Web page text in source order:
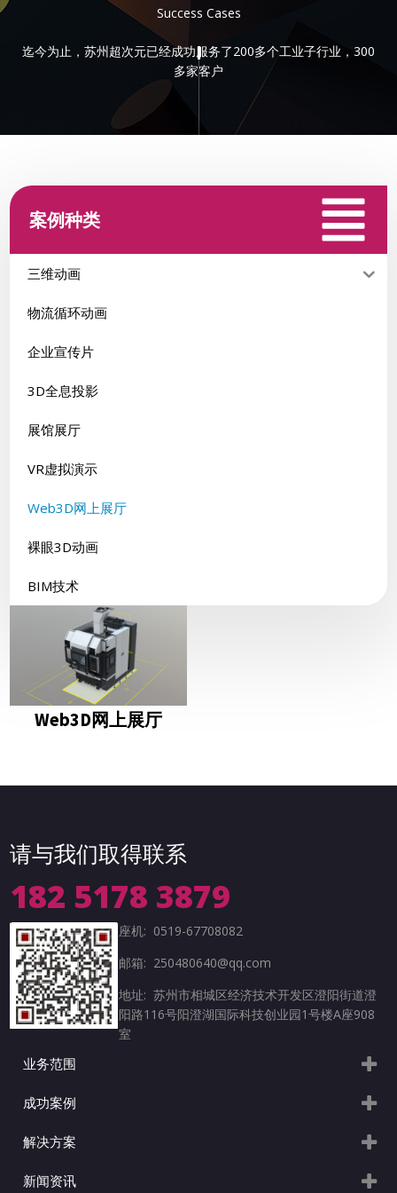
Success Cases
迄今为止，苏州超次元已经成功服务了200多个工业子行业，300
多家客户
案例种类
三维动画
物流循环动画
企业宣传片
3D全息投影
展馆展厅
VR虚拟演示
Web3D网上展厅
裸眼3D动画
BIM技术
Web3D网上展厅
请与我们取得联系
182 5178 3879
座机: 0519-67708082
邮箱: 250480640@qq.com
地址: 苏州市相城区经济技术开发区澄阳街道澄
阳路116号阳澄湖国际科技创业园1号楼A座908
室
业务范围
成功案例
解决方案
新闻资讯